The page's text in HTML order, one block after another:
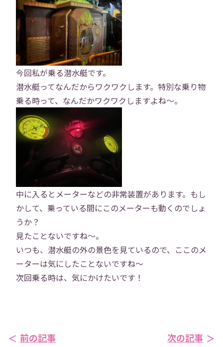
会社概要 事業内容
役員紹介 社員紹介
採用情報 役員インタビュー
社員インタビュー
プロジェクト
社員ブログ 社員Vlog
Instagram
お問い合わせ プライバシーポリシー
今回私が乗る潜水艇です。
潜水艇ってなんだからワクワクします。特別な乗り物
乗る時って、なんだかワクワクしますよね〜。
中に入るとメーターなどの非常装置があります。もし
かして、乗っている間にこのメーターも動くのでしょ
うか？
見たことないですね〜。
いつも、潜水艇の外の景色を見ているので、ここのメ
ーターは気にしたことないですね〜
次回乗る時は、気にかけたいです！
前の記事 次の記事